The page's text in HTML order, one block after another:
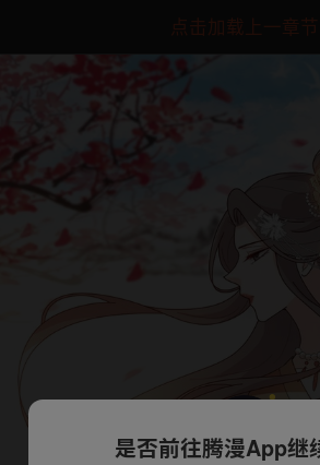
点击加载上一章节
是否前往腾漫App继